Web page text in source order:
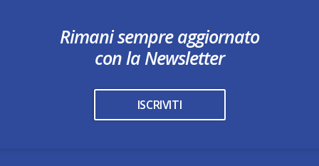
Rimani sempre aggiornato
con la Newsletter
ISCRIVITI